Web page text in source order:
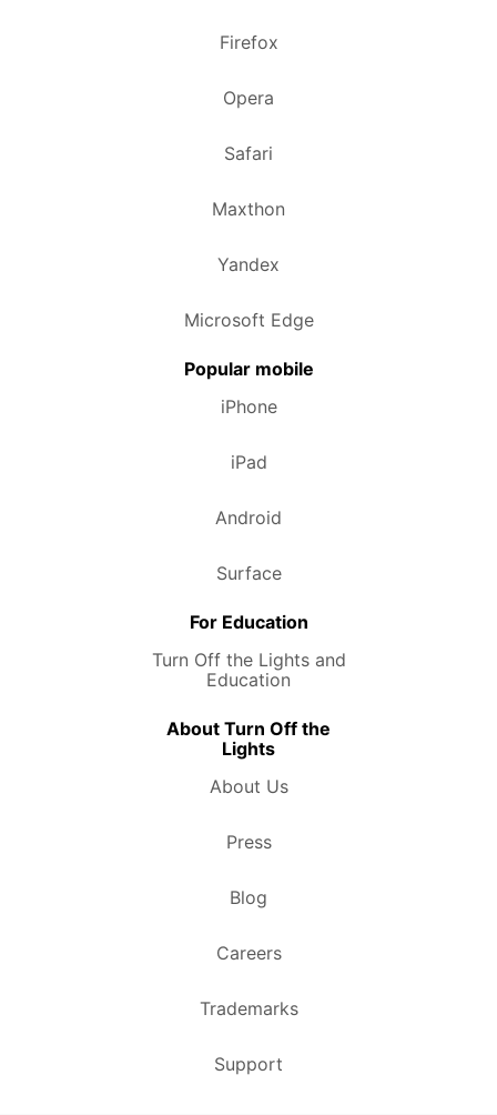
Firefox
Opera
Safari
Maxthon
Yandex
Microsoft Edge
Popular mobile
iPhone
iPad
Android
Surface
For Education
Turn Off the Lights and
Education
About Turn Off the
Lights
About Us
Press
Blog
Careers
Trademarks
Support